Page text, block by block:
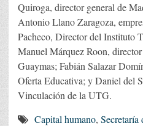
Quiroga, director general de
Antonio Llano Zaragoza,
Pacheco, Director del Instituto
Manuel Márquez Roon,
Guaymas; Fabián Salazar
Oferta Educativa; y Daniel del
Vinculación de la UTG.
Capital humano, Secretaría